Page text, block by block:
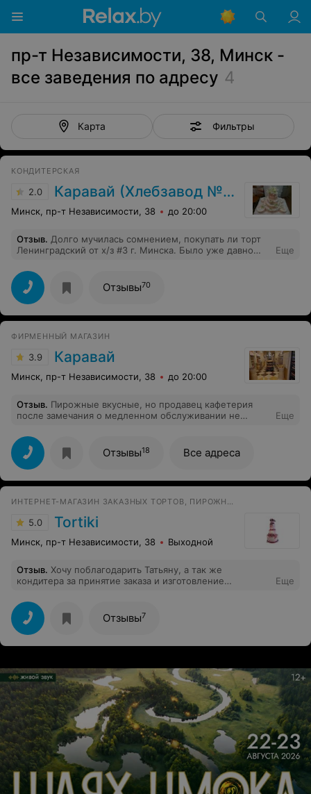
пр-т Независимости, 38, Минск -
все заведения по адресу 4
Карта Фильтры
КОНДИТЕРСКАЯ
2.0 Каравай (Хлебзавод №3)
Минск, пр-т Независимости, 38 до 20:00
Отзыв. Долго мучилась сомнением, покупать ли торт
Ленинградский от х/з #3 г. Минска. Было уже давно
вот появился в продаже данный торт в новой упаковке
с многообещающей заявкой о вкусе детства. Долго на
него смотрела, не решаясь купить. Но однажды
ужасно захотелось именно его, а любимого мною в
другом месте не было. Рискнула и...Как же я
натурального сырья, прослойка из крема составляет 0.
001 мм. Ну и сама помадка сверху еле прикрывает
вышеупомянутый корж. Я её по вкусу даже не
ощутила. Итог: испорченное настроение и
разочарование.
Еще
Отзывы70
ФИРМЕННЫЙ МАГАЗИН
3.9 Каравай
Минск, пр-т Независимости, 38 до 20:00
Отзыв. Пирожные вкусные, но продавец кафетерия
после замечания о медленном обслуживании не
такого.
Еще
Отзывы18 Все адреса
ИНТЕРНЕТ-МАГАЗИН ЗАКАЗНЫХ ТОРТОВ, ПИРОЖНЫХ И КАРАВАЕВ
5.0 Tortiki
Минск, пр-т Независимости, 38 Выходной
Отзыв. Хочу поблагодарить Татьяну, а так же
кондитера за принятие заказа и изготовление
пожелания и максимально угодила, кондитер
изготовила такие искуссные украшения, на вкус торт
просто замечательный. Если зашли сюда в поиске
тортика, не сомневайтесь, берите, обслуживание и
качество высший класс!
Еще
Отзывы7